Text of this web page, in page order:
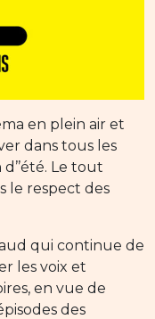
en plein air et
dans tous les
Le tout
le respect des
qui continue de
les voix et
en vue de
des